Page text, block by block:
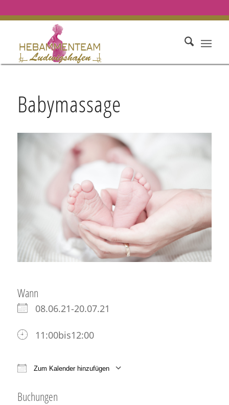
Babymassage
Wann
08.06.21-20.07.21
11:00bis12:00
Zum Kalender hinzufügen
Buchungen